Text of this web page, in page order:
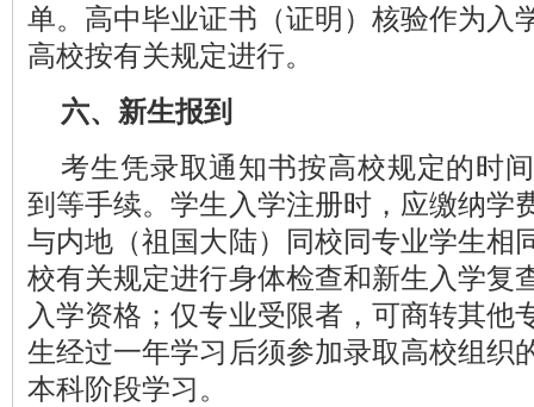
单。高中毕业证书（证明）核验作为入
高校按有关规定进行。
六、新生报到
考生凭录取通知书按高校规定的时
到等手续。学生入学注册时，应缴纳学
与内地（祖国大陆）同校同专业学生相
校有关规定进行身体检查和新生入学复
入学资格；仅专业受限者，可商转其他
生经过一年学习后须参加录取高校组织
本科阶段学习。